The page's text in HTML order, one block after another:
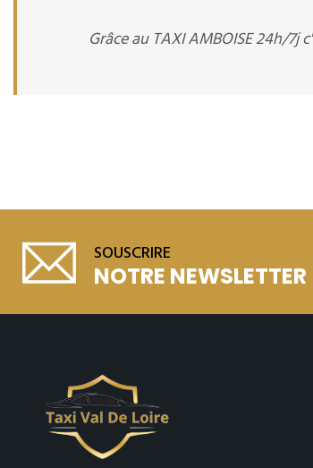
Grâce au TAXI AMBOISE 24h/
SOUSCRIRE
NOTRE NEWSLETTER